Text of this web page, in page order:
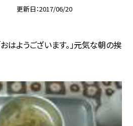
更新日 2017/06/20
おはようございます。」元気な朝の挨